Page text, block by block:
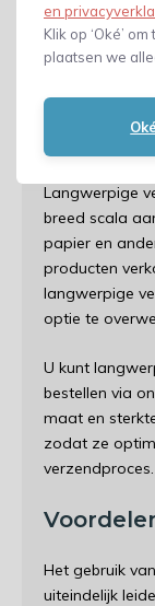
en
Klik op ‘Oké’
plaatsen we
Oké
te stapelen,
opslaan en
Langwerpige
breed scala
papier en
producten
langwerpige
optie te
U kunt
bestellen via
maat en
zodat ze
verzendproces.
Het gebruik
uiteindelijk